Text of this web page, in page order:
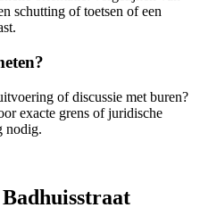
schutting of toetsen of een
of discussie met buren?
exacte grens of juridische
nodig.